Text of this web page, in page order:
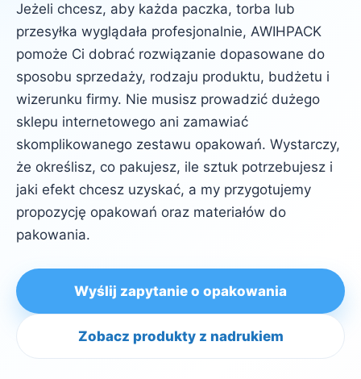
Jeżeli chcesz, aby każda paczka, torba lub
przesyłka wyglądała profesjonalnie, AWIHPACK
pomoże Ci dobrać rozwiązanie dopasowane do
sposobu sprzedaży, rodzaju produktu, budżetu i
wizerunku firmy. Nie musisz prowadzić dużego
sklepu internetowego ani zamawiać
skomplikowanego zestawu opakowań. Wystarczy,
że określisz, co pakujesz, ile sztuk potrzebujesz i
jaki efekt chcesz uzyskać, a my przygotujemy
propozycję opakowań oraz materiałów do
pakowania.
Wyślij zapytanie o opakowania
Zobacz produkty z nadrukiem